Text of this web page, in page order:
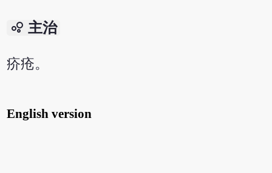
bubble_chart 主治
疥疮。
English version